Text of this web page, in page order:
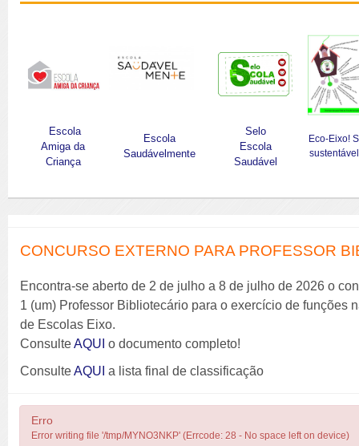
Escola
Amiga da
Criança
Escola
Saudávelmente
Selo
Escola
Saudável
Eco-Eixo!
CONCURSO EXTERNO PARA PROFESSOR
Encontra-se aberto de 2 de julho a 8 de julho de 2026 o
1 (um) Professor Bibliotecário para o exercício de funções
de Escolas Eixo.
ConsulteAQUI o documento completo!
ConsulteAQUI a lista final de classificação
Erro
Error writing file '/tmp/MYNO3NKP' (Errcode: 28 - No space left on device)